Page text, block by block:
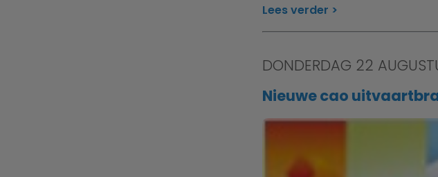
Lees verder
DONDERDAG 22
Nieuwe cao